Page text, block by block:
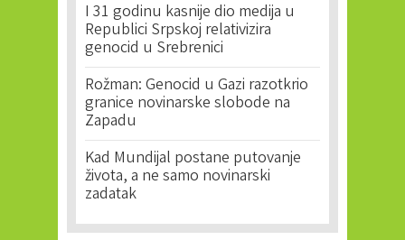
I 31 godinu kasnije dio medija u
Republici Srpskoj relativizira
genocid u Srebrenici
Rožman: Genocid u Gazi razotkrio
granice novinarske slobode na
Zapadu
Kad Mundijal postane putovanje
života, a ne samo novinarski
zadatak